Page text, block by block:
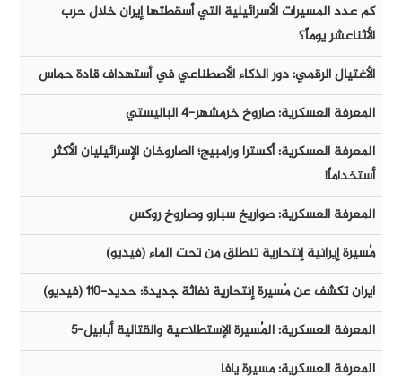
كم عدد المسيرات الأسرائيلية التي أسقطتها إيران خلال حرب
الأثناعشر يوماً؟
الأغتيال الرقمي: دور الذكاء الأصطناعي في أستهداف قادة حماس
المعرفة العسكرية: صاروخ خرمشهر-٤ الباليستي
المعرفة العسكرية: أكسترا ورامبيج؛ الصاروخان الإسرائيليان الأكثر
أستخداماً!
المعرفة العسكرية: صواريخ سبارو وصاروخ روكس
مُسيرة إيرانية إنتحارية تنطلق من تحت الماء (فيديو)
ايران تكشف عن مُسيرة إنتحارية نفاثة جديدة: حديد-١١٠ (فيديو)
المعرفة العسكرية: المُسيرة الإستطلاعية والقتالية أبابيل-٥
المعرفة العسكرية: مسيرة يافا